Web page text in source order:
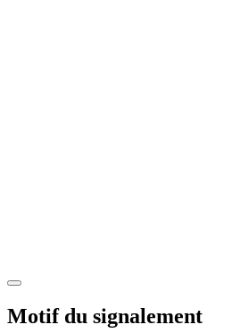
Motif du signalement